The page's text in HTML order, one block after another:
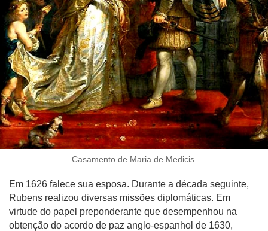
Casamento de Maria de Medicis
Em 1626 falece sua esposa. Durante a década seguinte,
Rubens realizou diversas missões diplomáticas. Em
virtude do papel preponderante que desempenhou na
obtenção do acordo de paz anglo-espanhol de 1630,